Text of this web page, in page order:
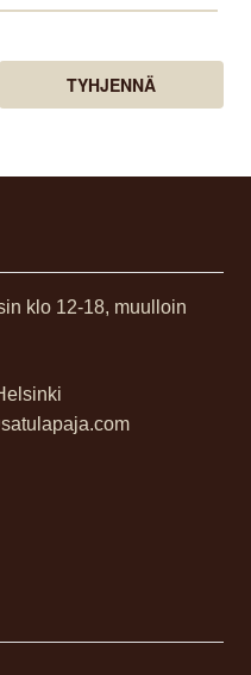
TYHJENNÄ
klo 12-18, muulloin